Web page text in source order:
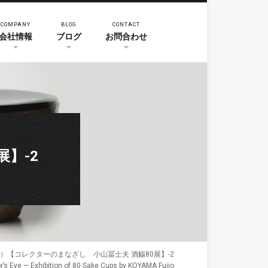
COMPANY
社情報
BLOG
ブログ
CONTACT
お問合わせ
】-2
【コレクターのまなざし 小山冨士夫 酒觴80展】-2
Eye — Exhibition of 80 Sake Cups by KOYAMA Fujio